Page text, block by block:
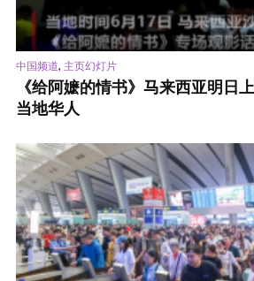
中国频道, 主页幻灯片
《给阿嬷的情书》马来西亚明日
当地华人